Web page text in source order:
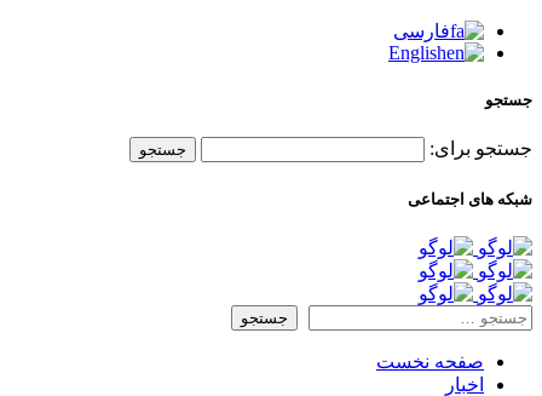
فارسی
English
جستجو
جستجو برای:
شبکه های اجتماعی
صفحه نخست
اخبار